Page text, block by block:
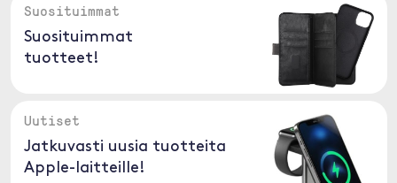
Suosituimmat
Suosituimmat
tuotteet!
Uutiset
Jatkuvasti uusia tuotteita
Apple-laitteille!